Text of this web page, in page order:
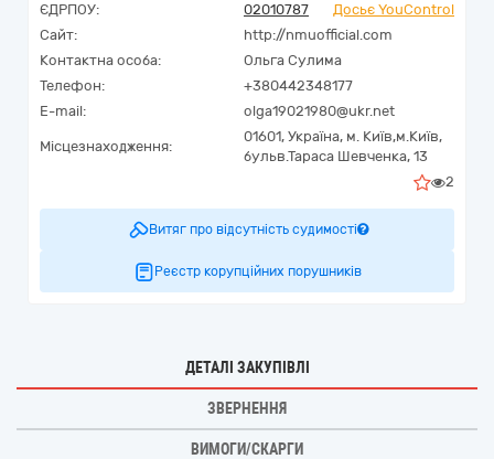
ЄДРПОУ:
02010787
Досьє YouControl
Сайт:
http://nmuofficial.com
Контактна особа:
Ольга Сулима
Телефон:
+380442348177
E-mail:
olga19021980@ukr.net
Місцезнаходження:
01601, Україна, м. Київ,м.Київ,
бульв.Тараса Шевченка, 13
2
Витяг про відсутність судимості
Реєстр корупційних порушників
ДЕТАЛІ ЗАКУПІВЛІ
ЗВЕРНЕННЯ
ВИМОГИ/СКАРГИ